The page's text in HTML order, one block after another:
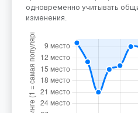
одновременно учитывать
изменения.